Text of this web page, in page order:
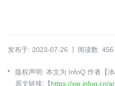
发布于: 2023-07-26 阅读数: 456
版权声明: 本文为 InfoQ 作者【
原文链接:【https://xie.infoq.cn/